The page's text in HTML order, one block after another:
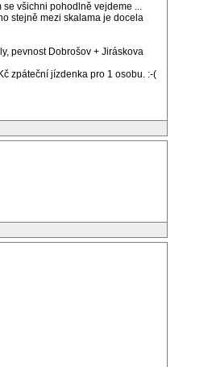
se všichni pohodlně vejdeme ...
stejně mezi skalama je docela
pevnost Dobrošov + Jiráskova
zpáteční jízdenka pro 1 osobu. :-(